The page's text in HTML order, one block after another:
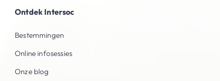
Ontdek Intersoc
Bestemmingen
Online infosessies
Onze blog